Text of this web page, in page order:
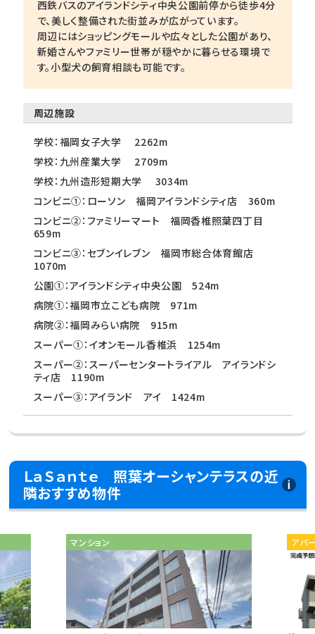
西鉄バスのアイランドシティ中央公園前停から徒歩4分
で、美しく整備された街並みが広がっています。
周辺にはショッピングモールや広々とした公園があり、
新婚さんやファミリー世帯が穏やかに暮らせる環境で
す。小型犬の飼育相談も可能です。
周辺施設
学校：福岡女子大学 2262m
学校：九州産業大学 2709m
学校：九州造形短期大学 3034m
コンビニ①：ローソン 福岡アイランドシティ店 360m
コンビニ②：ファミリーマート 福岡香椎照葉四丁目
659m
コンビニ③：セブンイレブン 福岡市総合体育館店
1070m
公園①：アイランドシティ中央公園 524m
病院①：福岡市立こども病院 971m
病院②：福岡みらい病院 915m
スーパー①：イオンモール香椎浜 1254m
スーパー②：スーパーセンタートライアル アイランドシ
ティ店 1190m
スーパー③：アイランド アイ 1424m
ＬａＳａｎｔｅ 照葉オーシャンテラスの近
隣おすすめ物件
マンション アパ